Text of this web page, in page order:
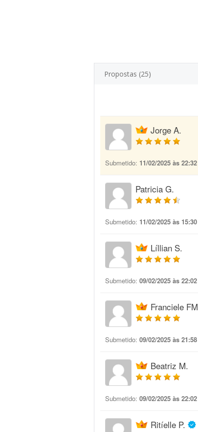
Propostas (25)
Jorge A.
Submetido: 11/02/2025 às 22:32
Patricia G.
Submetido: 11/02/2025 às 15:30
Líllian S.
Submetido: 09/02/2025 às 22:02
Franciele FM
Submetido: 09/02/2025 às 21:58
Beatriz M.
Submetido: 09/02/2025 às 22:02
Ritíelle P.